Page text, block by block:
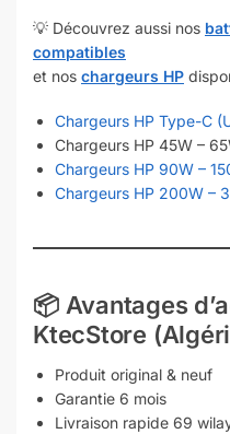
💡 Découvrez aussi nos
compatibles
et nos chargeurs HP
Chargeurs HP Type-C
Chargeurs HP 45W –
Chargeurs HP 90W –
Chargeurs HP 200W –
📦 Avantages
KtecStore
Produit original & neuf
Garantie 6 mois
Livraison rapide 69